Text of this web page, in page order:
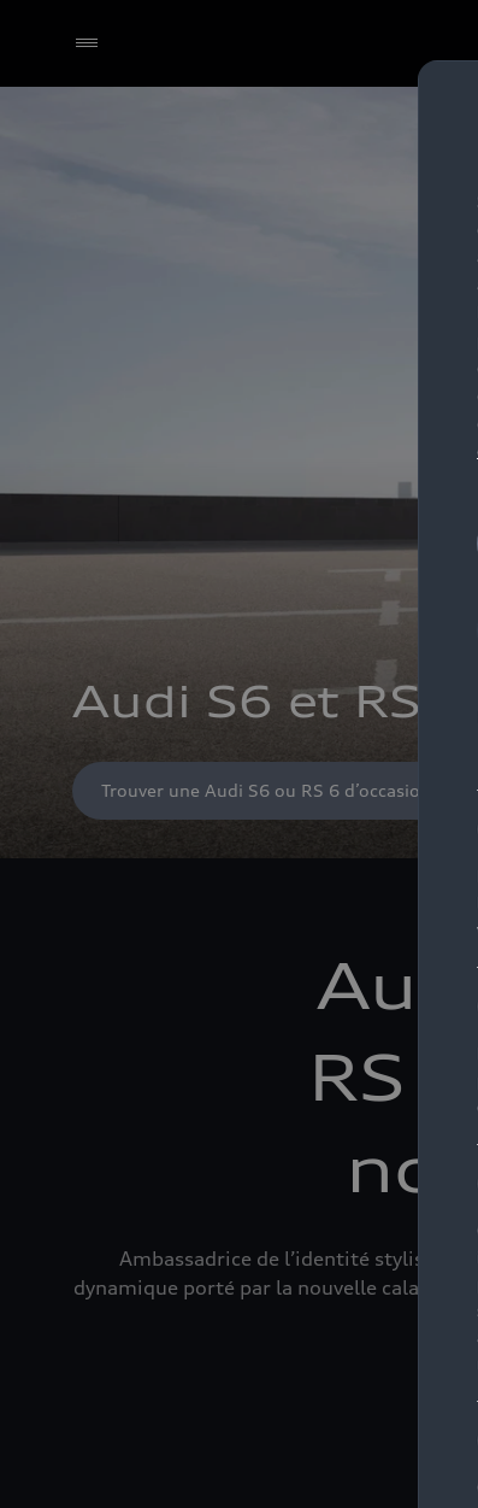
Audi S6 et RS
Trouver une Audi S6 ou RS 6 d’occasion
RS
Ambassadrice de l’identité
dynamique porté par la nouvelle calandre